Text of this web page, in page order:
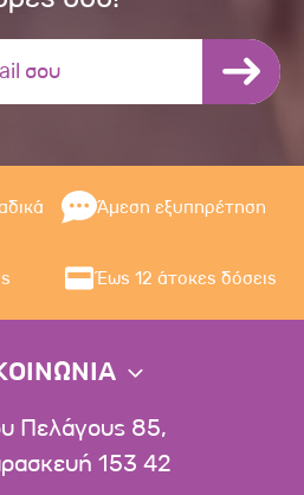
Άμεση εξυπηρέτηση
Έως 12 άτοκες δόσεις
Πελάγους 85,
153 42